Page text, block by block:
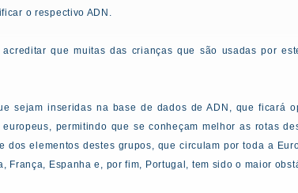
o respectivo ADN.
que muitas das crianças que são usadas por
sejam inseridas na base de dados de ADN, que ficará
permitindo que se conheçam melhor as rotas
dos elementos destes grupos, que circulam por toda a
França, Espanha e, por fim, Portugal, tem sido o maior